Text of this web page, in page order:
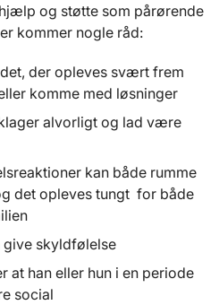
og støtte som pårørende
kommer nogle råd:
der opleves svært frem
komme med løsninger
alvorligt og lad være
kan både rumme
det opleves tungt for både
give skyldfølelse
at han eller hun i en periode
social